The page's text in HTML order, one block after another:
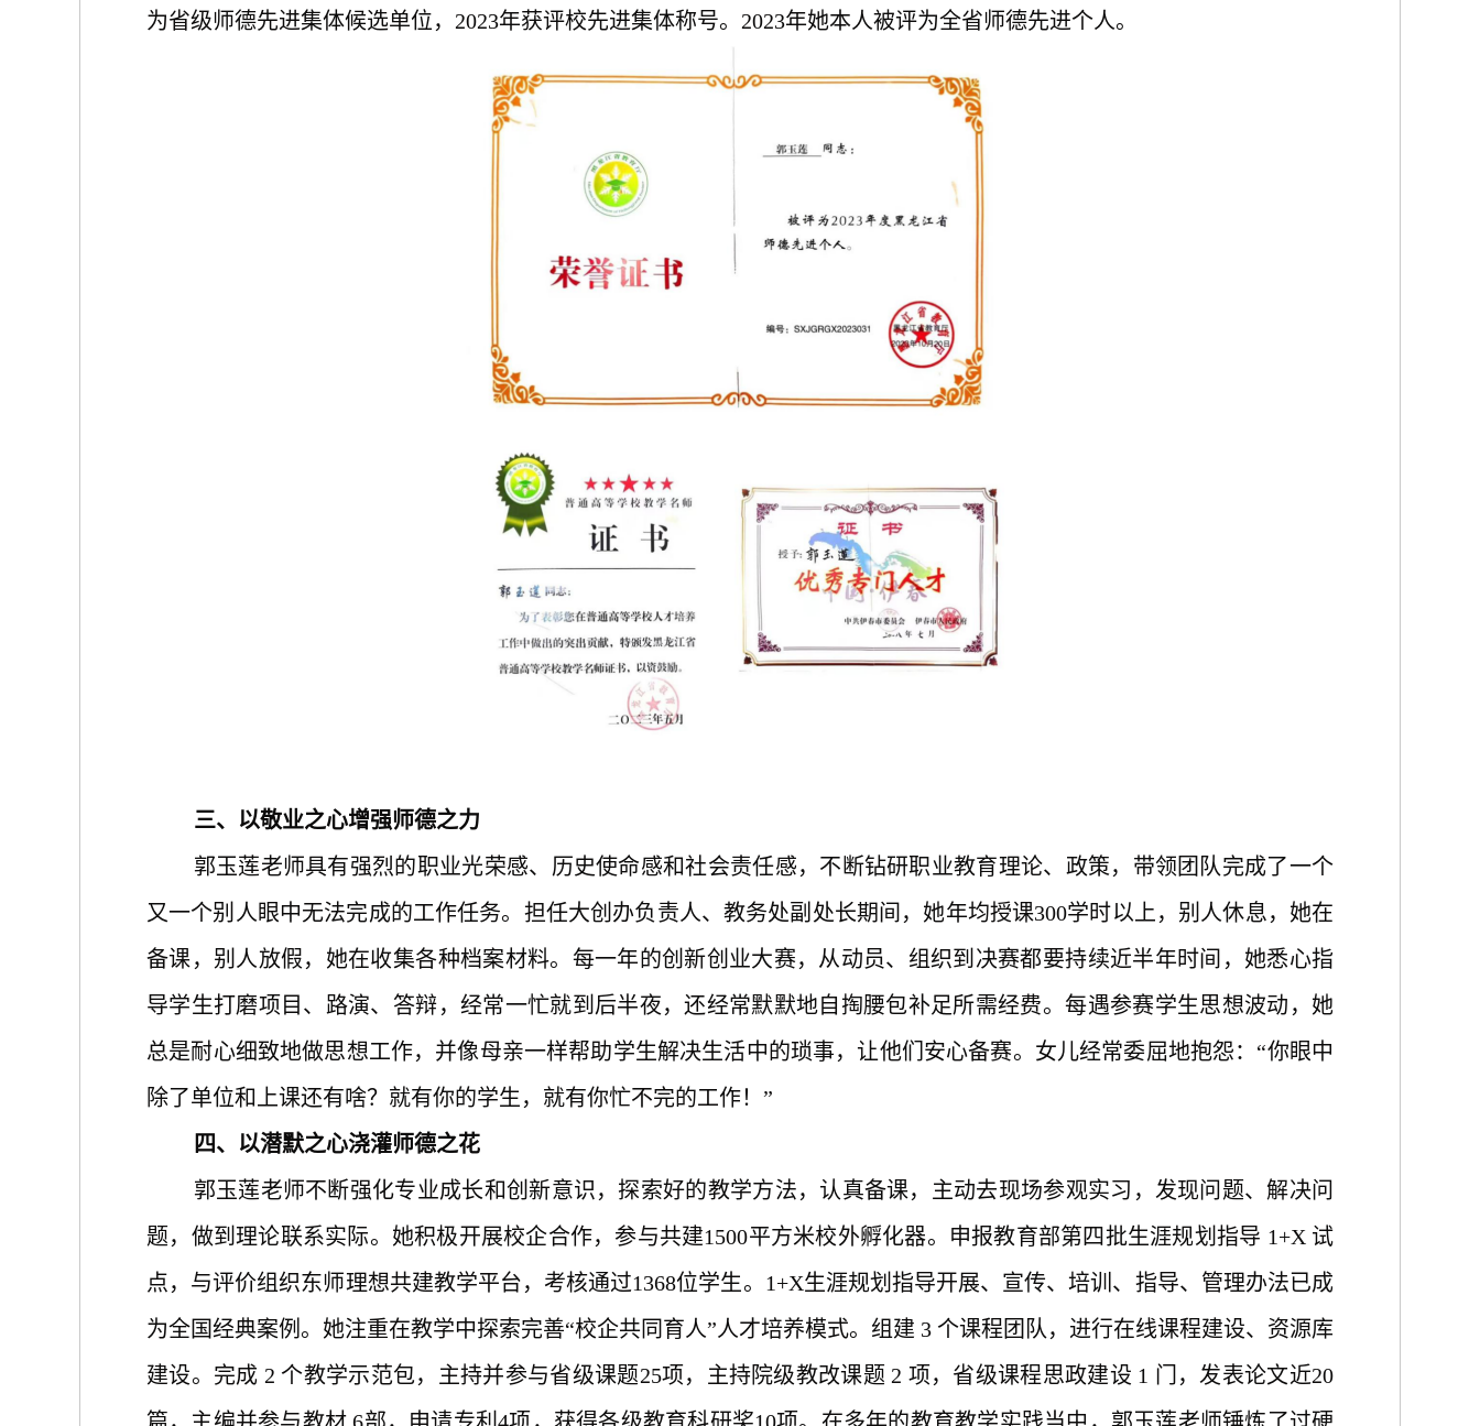
为省级师德先进集体候选单位，2023年获评校先进集体称号。2023年她本人被评为全省师德先进个人。
三、以敬业之心增强师德之力
郭玉莲老师具有强烈的职业光荣感、历史使命感和社会责任感，不断钻研职业教育理论、政策，带领团队完成了一个
又一个别人眼中无法完成的工作任务。担任大创办负责人、教务处副处长期间，她年均授课300学时以上，别人休息，她在
备课，别人放假，她在收集各种档案材料。每一年的创新创业大赛，从动员、组织到决赛都要持续近半年时间，她悉心指
导学生打磨项目、路演、答辩，经常一忙就到后半夜，还经常默默地自掏腰包补足所需经费。每遇参赛学生思想波动，她
总是耐心细致地做思想工作，并像母亲一样帮助学生解决生活中的琐事，让他们安心备赛。女儿经常委屈地抱怨：“你眼中
除了单位和上课还有啥？就有你的学生，就有你忙不完的工作！”
四、以潜默之心浇灌师德之花
郭玉莲老师不断强化专业成长和创新意识，探索好的教学方法，认真备课，主动去现场参观实习，发现问题、解决问
题，做到理论联系实际。她积极开展校企合作，参与共建1500平方米校外孵化器。申报教育部第四批生涯规划指导 1+X 试
点，与评价组织东师理想共建教学平台，考核通过1368位学生。1+X生涯规划指导开展、宣传、培训、指导、管理办法已成
为全国经典案例。她注重在教学中探索完善“校企共同育人”人才培养模式。组建 3 个课程团队，进行在线课程建设、资源库
建设。完成 2 个教学示范包，主持并参与省级课题25项，主持院级教改课题 2 项，省级课程思政建设 1 门，发表论文近20